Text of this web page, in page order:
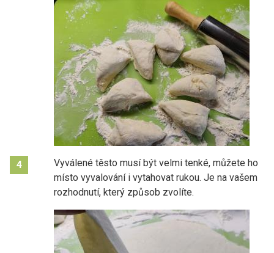
4
Vyválené těsto musí být velmi tenké, můžete ho
místo vyvalování i vytahovat rukou. Je na vašem
rozhodnutí, který způsob zvolíte.